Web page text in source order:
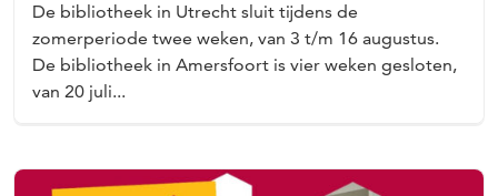
De bibliotheek in Utrecht sluit tijdens de
zomerperiode twee weken, van 3 t/m 16 augustus.
De bibliotheek in Amersfoort is vier weken gesloten,
van 20 juli...